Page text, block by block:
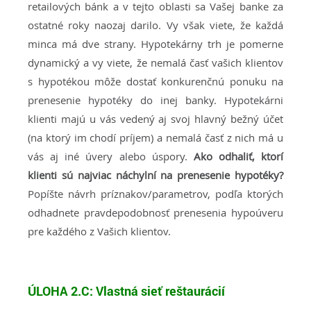
retailových bánk a v tejto oblasti sa Vašej banke za
ostatné roky naozaj darilo. Vy však viete, že každá
minca má dve strany. Hypotekárny trh je pomerne
dynamický a vy viete, že nemalá časť vašich klientov
s hypotékou môže dostať konkurenčnú ponuku na
prenesenie hypotéky do inej banky. Hypotekárni
klienti majú u vás vedený aj svoj hlavný bežný účet
(na ktorý im chodí príjem) a nemalá časť z nich má u
vás aj iné úvery alebo úspory. Ako odhaliť, ktorí
klienti sú najviac náchylní na prenesenie hypotéky?
Popíšte návrh príznakov/parametrov, podľa ktorých
odhadnete pravdepodobnosť prenesenia hypoúveru
pre každého z Vašich klientov.
ÚLOHA 2.C: Vlastná sieť reštaurácií